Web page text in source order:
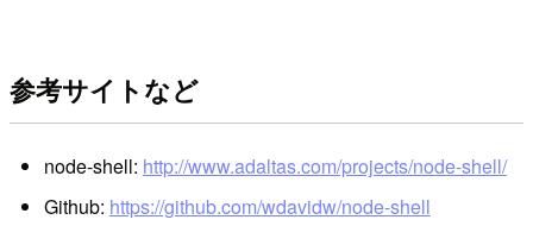
参考サイトなど
node-shell: http://www.adaltas.com/projects/node-shell/
Github: https://github.com/wdavidw/node-shell